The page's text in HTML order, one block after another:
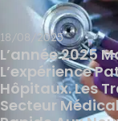
18/08/2025
L’année 2025
L’expérience
Hôpitaux. Les
Secteur